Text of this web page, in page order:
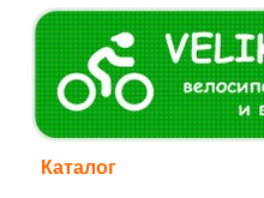
Каталог